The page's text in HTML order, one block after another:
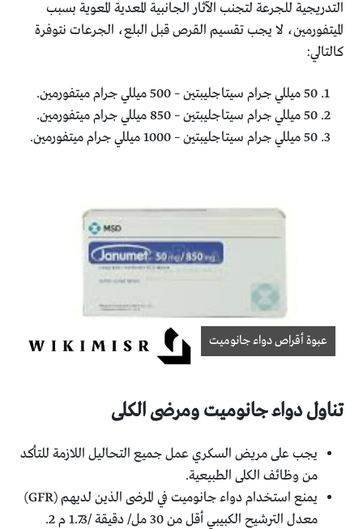
التدريجية للجرعة لتجنب الآثار الجانبية المعدية المعوية بسبب
الميتفورمين، لا يجب تقسيم القرص قبل البلع، الجرعات نتوفرة
كالتالي:
50 ميللي جرام سيتاجليبتين – 500 ميللي جرام ميتفورمين.
50 ميللي جرام سيتاجليبتين – 850 ميللي جرام ميتفورمين.
50 ميللي جرام سيتاجليبتين – 1000 ميللي جرام ميتفورمين.
عبوة أقراص دواء جانوميت
تناول دواء جانوميت ومرضى الكلى
يجب على مريض السكري عمل جميع التحاليل اللازمة للتأكد
من وظائف الكلى الطبيعية.
يمنع استخدام دواء جانوميت في المرضى الذين لديهم (GFR)
معدل الترشيح الكبيبي أقل من 30 مل/ دقيقة /1.73 م 2.